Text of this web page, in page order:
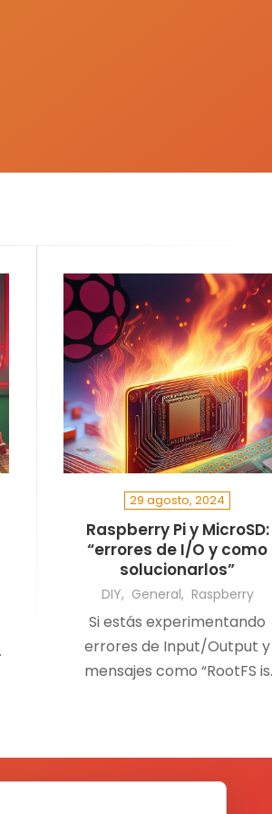
29 agosto, 2024
Raspberry Pi y MicroSD:
“errores de I/O y como
solucionarlos”
DIY General Raspberry
Si estás experimentando
errores de Input/Output y
mensajes como “RootFS is